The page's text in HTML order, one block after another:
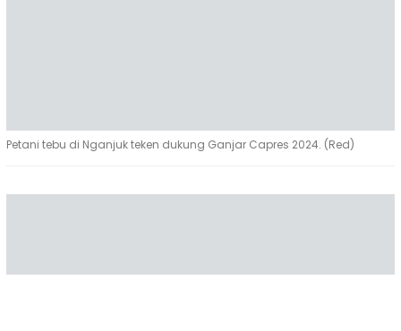
Petani tebu di Nganjuk teken dukung Ganjar Capres 2024. (Red)